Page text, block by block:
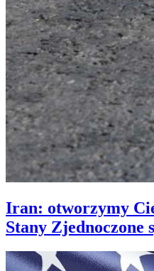
Iran: otworzymy
Stany Zjednoczone